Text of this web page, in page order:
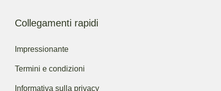
Collegamenti rapidi
Impressionante
Termini e condizioni
Informativa sulla privacy